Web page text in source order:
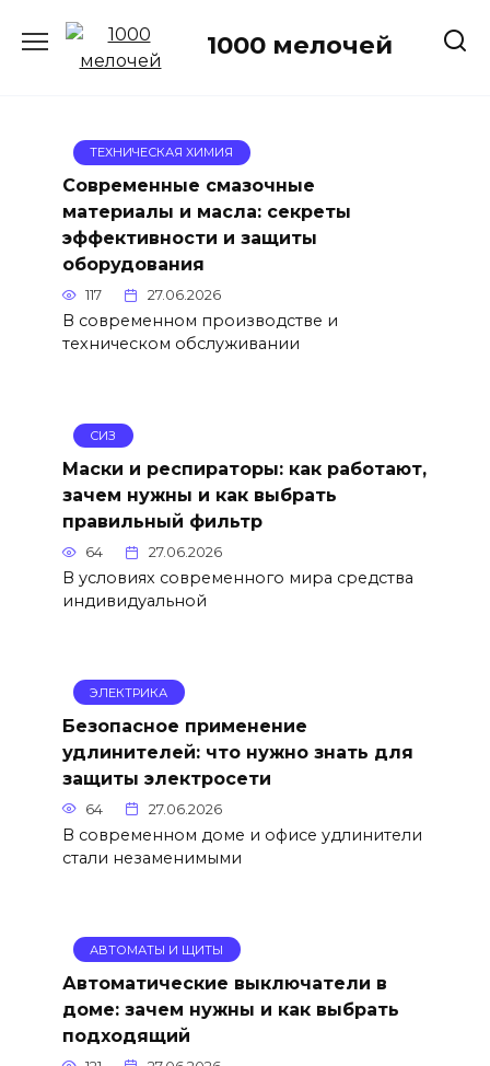
содержанию
1000 мелочей
ТЕХНИЧЕСКАЯ ХИМИЯ
Современные смазочные
материалы и масла: секреты
эффективности и защиты
оборудования
117 27.06.2026
В современном производстве и
техническом обслуживании
СИЗ
Маски и респираторы: как работают,
зачем нужны и как выбрать
правильный фильтр
64 27.06.2026
В условиях современного мира средства
индивидуальной
ЭЛЕКТРИКА
Безопасное применение
удлинителей: что нужно знать для
защиты электросети
64 27.06.2026
В современном доме и офисе удлинители
стали незаменимыми
АВТОМАТЫ И ЩИТЫ
Автоматические выключатели в
доме: зачем нужны и как выбрать
подходящий